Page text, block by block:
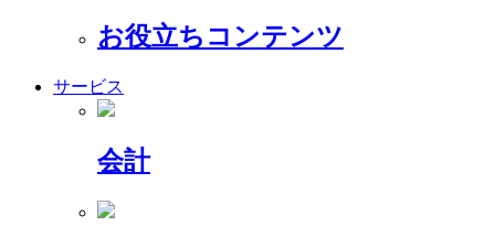
お役立ちコンテンツ
サービス
会計